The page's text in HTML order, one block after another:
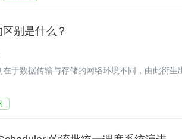
别是什么？
于数据传输与存储的网络环境不同，由此衍